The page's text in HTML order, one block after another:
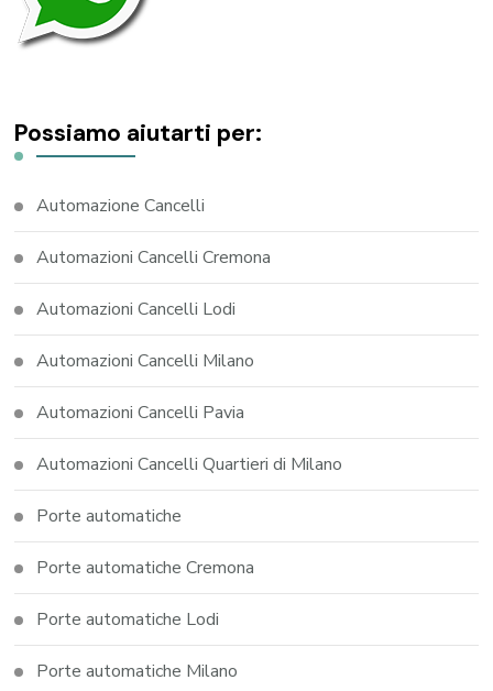
Possiamo aiutarti per:
Automazione Cancelli
Automazioni Cancelli Cremona
Automazioni Cancelli Lodi
Automazioni Cancelli Milano
Automazioni Cancelli Pavia
Automazioni Cancelli Quartieri di Milano
Porte automatiche
Porte automatiche Cremona
Porte automatiche Lodi
Porte automatiche Milano